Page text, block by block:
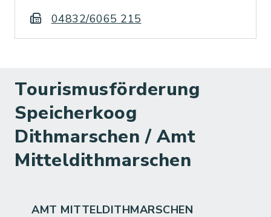
04832/6065 215
Tourismusförderung
Speicherkoog
Dithmarschen / Amt
Mitteldithmarschen
AMT MITTELDITHMARSCHEN